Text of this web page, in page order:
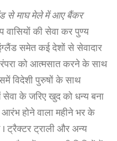
से माघ मेले में आए बैंकर
वासियों की सेवा कर पुण्य
समेत कई देशों से सेवादार
को आत्मसात करने के साथ
विदेशी पुरुषों के साथ
सेवा के जरिए खुद को धन्य बना
आरंभ होने वाला महीने भर के
ट्रैक्टर ट्राली और अन्य